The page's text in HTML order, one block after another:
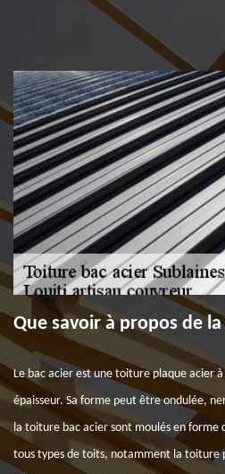
Que savoir à propos de
Le bac acier est une toiture plaque acier
épaisseur. Sa forme peut être ondulée,
la toiture bac acier sont moulés en forme
tous types de toits, notamment la